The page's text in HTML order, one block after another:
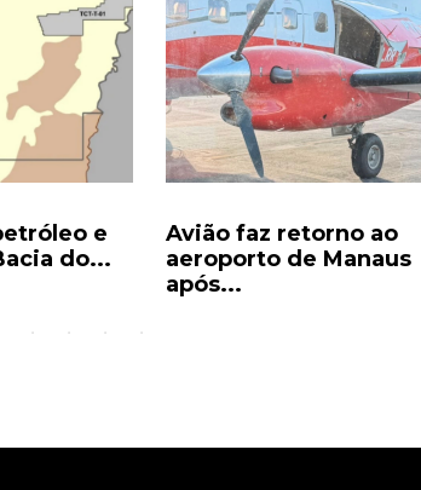
e
do...
Avião faz retorno ao
aeroporto de Manaus
após...